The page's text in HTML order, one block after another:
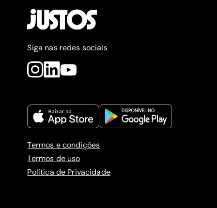
Siga nas redes sociais
Termos e condições
Termos de uso
Política de Privacidade